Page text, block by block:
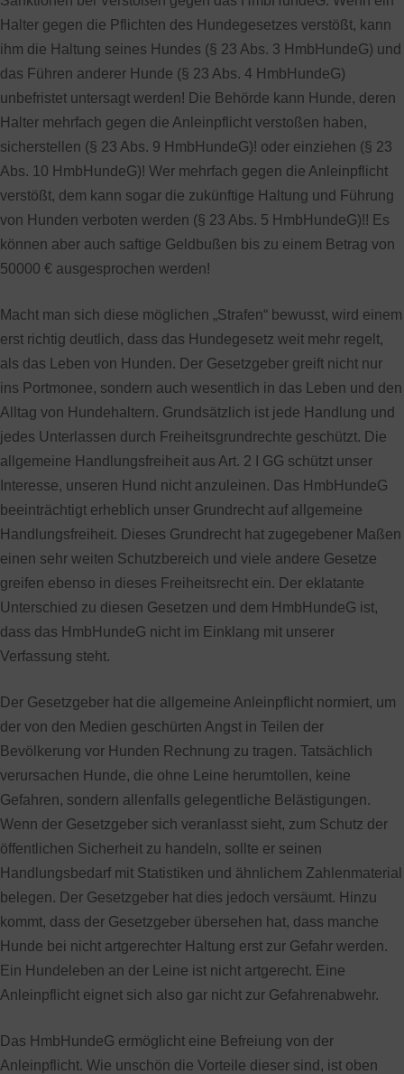
Halter gegen die Pflichten des Hundegesetzes verstößt, kann
ihm die Haltung seines Hundes (§ 23 Abs. 3 HmbHundeG) und
das Führen anderer Hunde (§ 23 Abs. 4 HmbHundeG)
unbefristet untersagt werden! Die Behörde kann Hunde, deren
Halter mehrfach gegen die Anleinpflicht verstoßen haben,
sicherstellen (§ 23 Abs. 9 HmbHundeG)! oder einziehen (§ 23
Abs. 10 HmbHundeG)! Wer mehrfach gegen die Anleinpflicht
verstößt, dem kann sogar die zukünftige Haltung und Führung
von Hunden verboten werden (§ 23 Abs. 5 HmbHundeG)!! Es
können aber auch saftige Geldbußen bis zu einem Betrag von
50000 € ausgesprochen werden!
Macht man sich diese möglichen „Strafen“ bewusst, wird einem
erst richtig deutlich, dass das Hundegesetz weit mehr regelt,
als das Leben von Hunden. Der Gesetzgeber greift nicht nur
ins Portmonee, sondern auch wesentlich in das Leben und den
Alltag von Hundehaltern. Grundsätzlich ist jede Handlung und
jedes Unterlassen durch Freiheitsgrundrechte geschützt. Die
allgemeine Handlungsfreiheit aus Art. 2 I GG schützt unser
Interesse, unseren Hund nicht anzuleinen. Das HmbHundeG
beeinträchtigt erheblich unser Grundrecht auf allgemeine
Handlungsfreiheit. Dieses Grundrecht hat zugegebener Maßen
einen sehr weiten Schutzbereich und viele andere Gesetze
greifen ebenso in dieses Freiheitsrecht ein. Der eklatante
Unterschied zu diesen Gesetzen und dem HmbHundeG ist,
dass das HmbHundeG nicht im Einklang mit unserer
Verfassung steht.
Der Gesetzgeber hat die allgemeine Anleinpflicht normiert, um
der von den Medien geschürten Angst in Teilen der
Bevölkerung vor Hunden Rechnung zu tragen. Tatsächlich
verursachen Hunde, die ohne Leine herumtollen, keine
Gefahren, sondern allenfalls gelegentliche Belästigungen.
Wenn der Gesetzgeber sich veranlasst sieht, zum Schutz der
öffentlichen Sicherheit zu handeln, sollte er seinen
Handlungsbedarf mit Statistiken und ähnlichem Zahlenmaterial
belegen. Der Gesetzgeber hat dies jedoch versäumt. Hinzu
kommt, dass der Gesetzgeber übersehen hat, dass manche
Hunde bei nicht artgerechter Haltung erst zur Gefahr werden.
Ein Hundeleben an der Leine ist nicht artgerecht. Eine
Anleinpflicht eignet sich also gar nicht zur Gefahrenabwehr.
Das HmbHundeG ermöglicht eine Befreiung von der
Anleinpflicht. Wie unschön die Vorteile dieser sind, ist oben